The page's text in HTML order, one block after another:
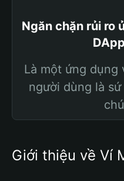
Ngăn chặn rủi ro
Là một ứng dụng
người dùng là
Giới thiệu về Ví